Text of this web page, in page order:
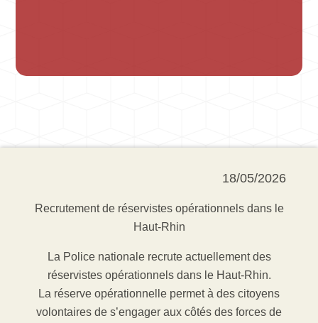
18/05/2026
Recrutement de réservistes opérationnels dans le
Haut-Rhin
La Police nationale recrute actuellement des
réservistes opérationnels dans le Haut-Rhin.
La réserve opérationnelle permet à des citoyens
volontaires de s’engager aux côtés des forces de